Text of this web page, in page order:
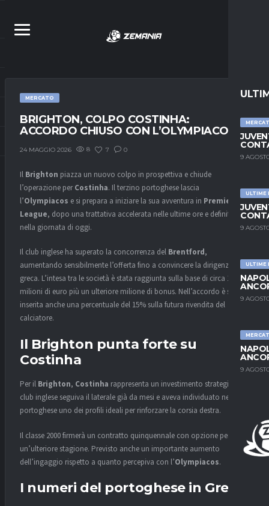
9
ULTIME
9
ULTIME
9
9
MERCATO
BRIGHTON, COLPO COSTINHA:
ACCORDO CHIUSO CON L’OLYMPIACOS
24 MAGGIO 2026 8 7 0
Il Brighton piazza un nuovo colpo in prospettiva e chiude
l’operazione perCostinha. Il terzino portoghese lascia
l’Olympiacos e si prepara a iniziare la sua avventura in Premier
League, dopo una trattativa accelerata nelle ultime ore e definita
nella giornata di oggi.
Il club inglese ha superato la concorrenza del Brentford,
aumentando sensibilmente l’offerta fino a convincere la dirigenza
greca. L’intesa tra le società è stata raggiunta sulla base di circa 10
milioni di euro più un ulteriore milione di bonus. Nell’accordo è stata
inserita anche una percentuale del 15% sulla futura rivendita del
calciatore.
Il Brighton punta forte su
Costinha
Per il Brighton, Costinha rappresenta un investimento strategico. Il
club inglese seguiva il laterale già da mesi e aveva individuato nel
portoghese uno dei profili ideali per rinforzare la corsia destra.
Il classe 2000 firmerà un contratto quinquennale con opzione per
un’ulteriore stagione. Previsto anche un importante aumento
dell’ingaggio rispetto a quanto percepiva con l’Olympiacos.
I numeri del portoghese in Grecia